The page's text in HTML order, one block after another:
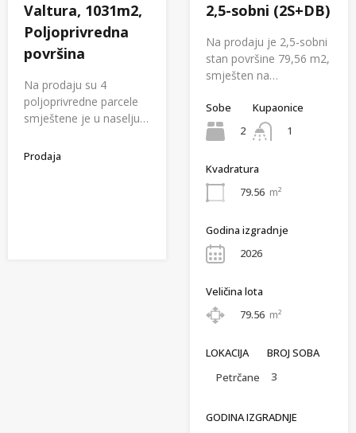
Valtura, 1031m2,
Poljoprivredna
površina
Na prodaju su 4
poljoprivredne parcele
smještene je u naselju…
Prodaja
2,5-sobni (2S+DB)
Na prodaju je 2,5-sobni
stan površine 79,56 m2,
smješten na…
Sobe
2
Kupaonice
1
Kvadratura
79.56 m²
Godina izgradnje
2026
Veličina lota
79.56 m²
LOKACIJA
Petrčane
BROJ SOBA
3
GODINA IZGRADNJE